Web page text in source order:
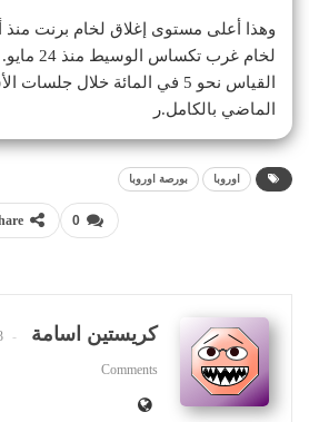
وهذا أعلى مستوى إغلاق لخام برنت منذ
لخام غرب
القياس نحو 5 في المائة خلال جلسات
الماضي بالكامل.ر
اوروبا بورصة اوروبا
0
كريستين اسامة
Comments